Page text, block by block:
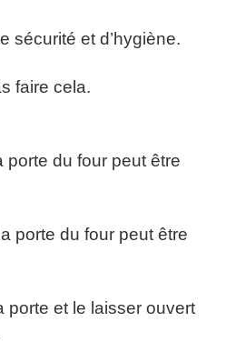
sécurité et d’hygiène.
faire cela.
du four peut être
porte du four peut être
porte et le laisser ouvert